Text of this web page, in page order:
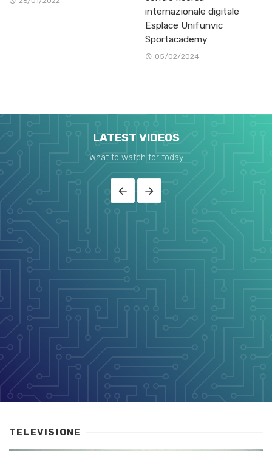
internazionale digitale
Esplace Unifunvic
Sportacademy
05/02/2024
LATEST VIDEOS
What to watch for today
TELEVISIONE